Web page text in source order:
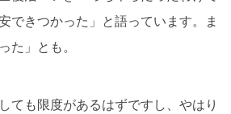
できつかった」と語っています。ま
た」とも。
ても限度があるはずですし、やはり